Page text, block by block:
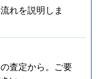
れを説明しま
査定から。ご要